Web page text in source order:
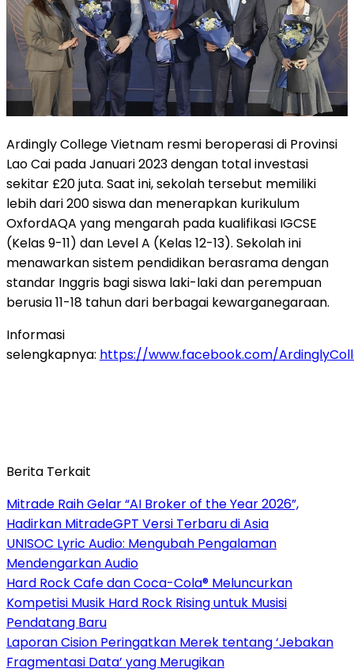
Ardingly College Vietnam resmi beroperasi di Provinsi
Lao Cai pada Januari 2023 dengan total investasi
sekitar £20 juta. Saat ini, sekolah tersebut memiliki
lebih dari 200 siswa dan menerapkan kurikulum
OxfordAQA yang mengarah pada kualifikasi IGCSE
(Kelas 9-11) dan Level A (Kelas 12-13). Sekolah ini
menawarkan sistem pendidikan berasrama dengan
standar Inggris bagi siswa laki-laki dan perempuan
berusia 11-18 tahun dari berbagai kewarganegaraan.
Informasi
selengkapnya: https://www.facebook.com/
Berita Terkait
Mitrade Raih Gelar “AI Broker of the Year 2026”,
Hadirkan MitradeGPT Versi Terbaru di Asia
UNISOC Lyric Audio: Mengubah Pengalaman
Mendengarkan Audio
Hard Rock Cafe dan Coca-Cola® Meluncurkan
Kompetisi Musik Hard Rock Rising untuk Musisi
Pendatang Baru
Laporan Cision Peringatkan Merek tentang ‘Jebakan
Fragmentasi Data’ yang Merugikan